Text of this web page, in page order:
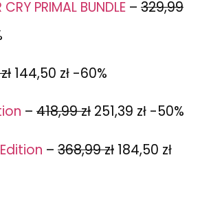
PRIMAL BUNDLE – 329,99
144,50 zł -60%
– 418,99 zł 251,39 zł -50%
– 368,99 zł 184,50 zł